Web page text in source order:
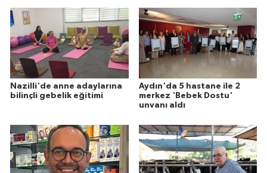
Nazilli'de anne adaylarına
bilinçli gebelik eğitimi
Aydın'da 5 hastane ile 2
merkez 'Bebek Dostu'
unvanı aldı